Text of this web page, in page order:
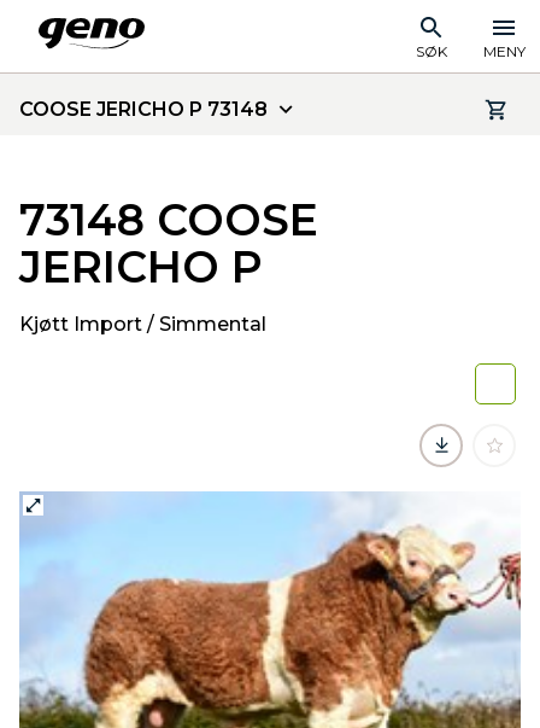
SØK MENY
COOSE JERICHO P 73148
73148 COOSE
JERICHO P
Kjøtt Import / Simmental